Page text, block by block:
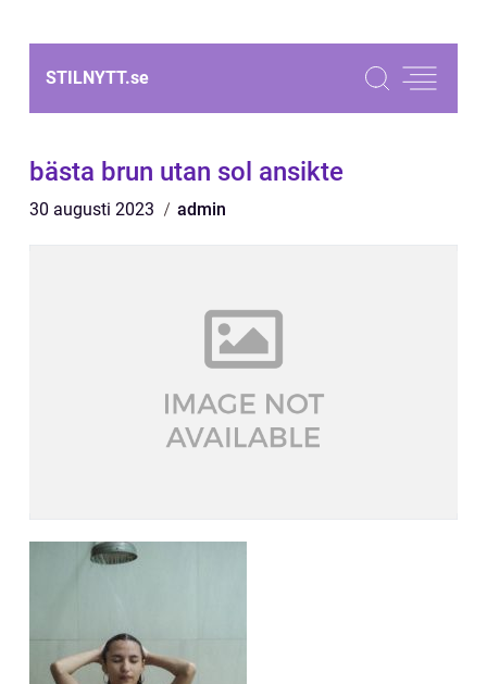
STILNYTT.se
bästa brun utan sol ansikte
30 augusti 2023 admin